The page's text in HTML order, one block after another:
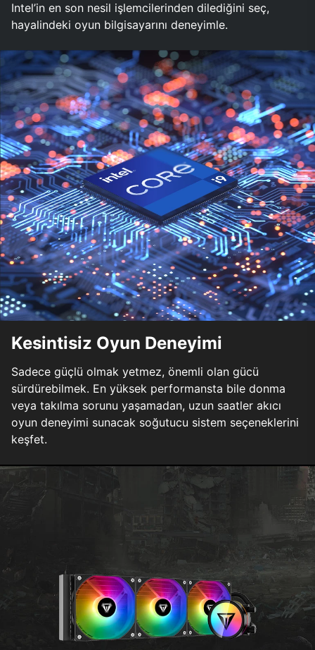
Intel’in en son nesil işlemcilerinden dilediğini seç,
hayalindeki oyun bilgisayarını deneyimle.
Kesintisiz Oyun Deneyimi
Sadece güçlü olmak yetmez, önemli olan gücü
sürdürebilmek. En yüksek performansta bile donma
veya takılma sorunu yaşamadan, uzun saatler akıcı
oyun deneyimi sunacak soğutucu sistem seçeneklerini
keşfet.